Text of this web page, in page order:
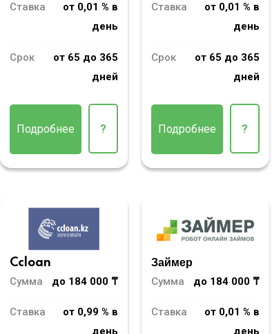
Ставка
от 0,01 % в
день
Срок
от 65 до 365
дней
Подробнее ?
Ставка
от 0,01 % в
день
Срок
от 65 до 365
дней
Подробнее ?
Ccloan
Сумма
до 184 000 ₸
Ставка
от 0,99 % в
день
Займер
Сумма
до 184 000 ₸
Ставка
от 0,01 % в
день